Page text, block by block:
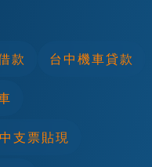
款 台中機車貸款
支票貼現